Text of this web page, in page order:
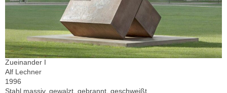
Zueinander I
Alf Lechner
1996
Stahl massiv, gewalzt, gebrannt, geschweißt